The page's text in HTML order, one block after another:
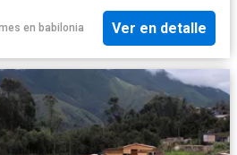
en babilonia Ver en detalle